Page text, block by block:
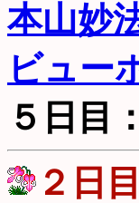
本山妙
ビュー
５日目
２日